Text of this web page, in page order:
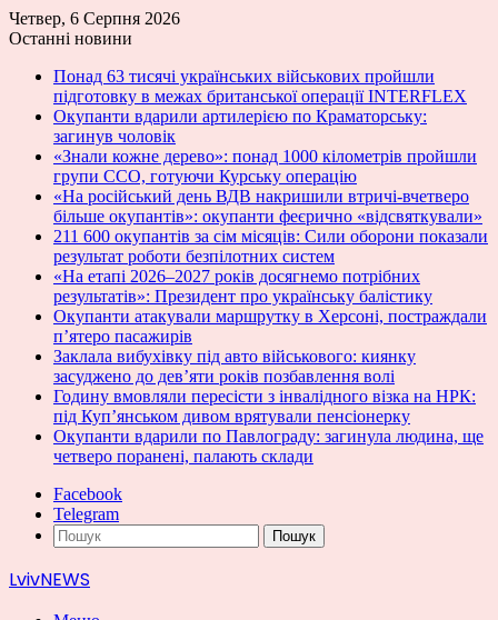
Четвер, 6 Серпня 2026
Останні новини
Понад 63 тисячі українських військових пройшли
підготовку в межах британської операції INTERFLEX
Окупанти вдарили артилерією по Краматорську:
загинув чоловік
«Знали кожне дерево»: понад 1000 кілометрів пройшли
групи ССО, готуючи Курську операцію
«На російський день ВДВ накришили втричі-вчетверо
більше окупантів»: окупанти феєрично «відсвяткували»
211 600 окупантів за сім місяців: Сили оборони показали
результат роботи безпілотних систем
«На етапі 2026–2027 років досягнемо потрібних
результатів»: Президент про українську балістику
Окупанти атакували маршрутку в Херсоні, постраждали
п’ятеро пасажирів
Заклала вибухівку під авто військового: киянку
засуджено до дев’яти років позбавлення волі
Годину вмовляли пересісти з інвалідного візка на НРК:
під Куп’янськом дивом врятували пенсіонерку
Окупанти вдарили по Павлограду: загинула людина, ще
четверо поранені, палають склади
Facebook
Telegram
Пошук
LvivNEWS